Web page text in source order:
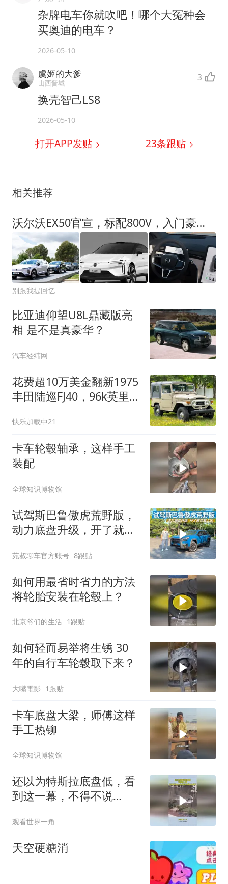
杂牌电车你就吹吧！哪个大冤种会
买奥迪的电车？
2026-05-10
虞姬的大爹
山西晋城 3
换壳智己LS8
2026-05-10
打开APP发贴 23条跟贴
相关推荐
沃尔沃EX50官宣，标配800V，入门豪华纯电市场要变天
别跟我提回忆
比亚迪仰望U8L鼎藏版亮
相 是不是真豪华？
汽车经纬网
花费超10万美金翻新1975
丰田陆巡FJ40，96k英里经
快乐加载中21
卡车轮毂轴承，这样手工
装配
全球知识博物馆
试驾斯巴鲁傲虎荒野版，
动力底盘升级，开了就会
苑叔聊车官方账号 8跟贴
如何用最省时省力的方法
将轮胎安装在轮毂上？
北京爷们的生活 1跟贴
如何轻而易举将生锈 30
年的自行车轮毂取下来？
大嘴電影 1跟贴
卡车底盘大梁，师傅这样
手工热铆
全球知识博物馆
还以为特斯拉底盘低，看
到这一幕，不得不说
观看世界一角
天空硬糖消